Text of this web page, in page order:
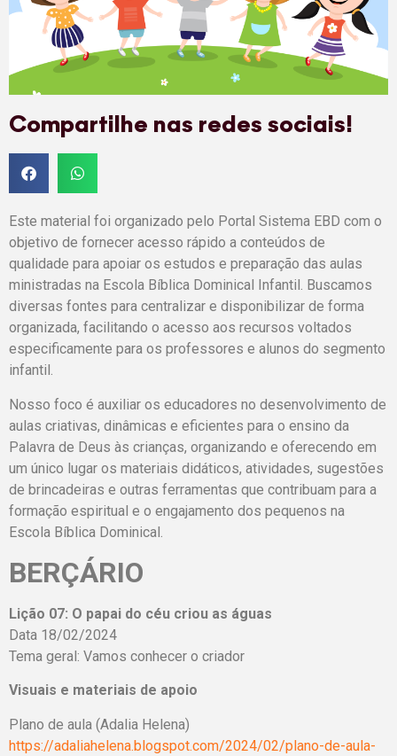
Compartilhe nas redes sociais!
Este material foi organizado pelo Portal Sistema EBD com o
objetivo de fornecer acesso rápido a conteúdos de
qualidade para apoiar os estudos e preparação das aulas
ministradas na Escola Bíblica Dominical Infantil. Buscamos
diversas fontes para centralizar e disponibilizar de forma
organizada, facilitando o acesso aos recursos voltados
especificamente para os professores e alunos do segmento
infantil.
Nosso foco é auxiliar os educadores no desenvolvimento de
aulas criativas, dinâmicas e eficientes para o ensino da
Palavra de Deus às crianças, organizando e oferecendo em
um único lugar os materiais didáticos, atividades, sugestões
de brincadeiras e outras ferramentas que contribuam para a
formação espiritual e o engajamento dos pequenos na
Escola Bíblica Dominical.
BERÇÁRIO
Lição 07: O papai do céu criou as águas
Data 18/02/2024
Tema geral: Vamos conhecer o criador
Visuais e materiais de apoio
Plano de aula (Adalia Helena)
https://adaliahelena.blogspot.com/2024/02/plano-de-aula-